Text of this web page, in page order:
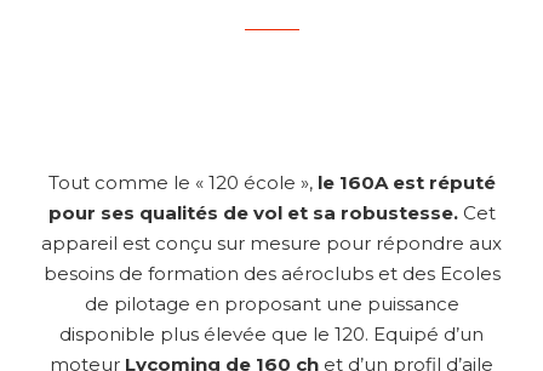
Tout comme le « 120 école », le 160A est réputé
pour ses qualités de vol et sa robustesse.Cet
appareil est conçu sur mesure pour répondre aux
besoins de formation des aéroclubs et des Ecoles
de pilotage en proposant une puissance
disponible plus élevée que le 120. Equipé d’un
moteur Lycoming de 160 ch et d’un profil d’aile